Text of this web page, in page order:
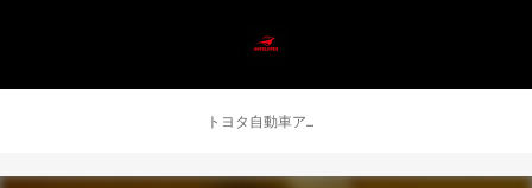
トヨタ自動車アンテロープス公式 ニュース